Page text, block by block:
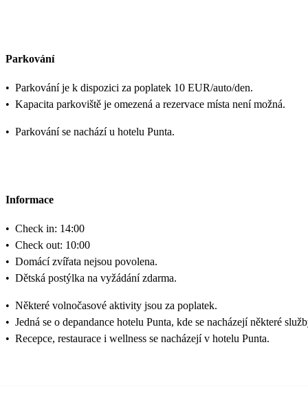
Parkování
• Parkování je k dispozici za poplatek 10 EUR/auto/den.
• Kapacita parkoviště je omezená a rezervace místa není možná.
• Parkování se nachází u hotelu Punta.
Informace
• Check in: 14:00
• Check out: 10:00
• Domácí zvířata nejsou povolena.
• Dětská postýlka na vyžádání zdarma.
• Některé volnočasové aktivity jsou za poplatek.
• Jedná se o depandance hotelu Punta, kde se nacházejí některé
• Recepce, restaurace i wellness se nacházejí v hotelu Punta.